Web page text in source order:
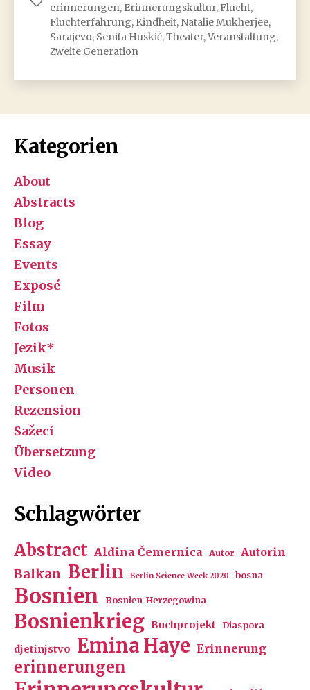
Generation
erinnerungen, Erinnerungskultur, Flucht,
Fluchterfahrung, Kindheit, Natalie Mukherjee,
Sarajevo, Senita Huskić,Theater,Veranstaltung,
Zweite Generation
Kategorien
About
Abstracts
Blog
Essay
Events
Exposé
Film
Fotos
Jezik*
Musik
Personen
Rezension
Sažeci
Übersetzung
Video
Schlagwörter
Abstract Aldina Čemernica Autor Autorin
Balkan Berlin Berlin Science Week 2020 bosna
Bosnien Bosnien-Herzegowina
Bosnienkrieg Buchprojekt Diaspora
djetinjstvo Emina Haye Erinnerung
erinnerungen